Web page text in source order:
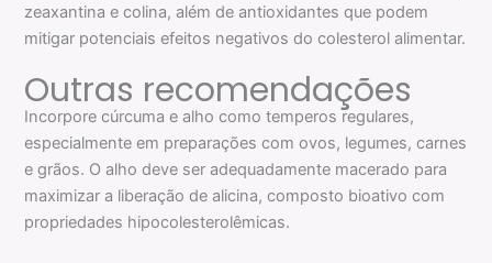
zeaxantina e colina, além de antioxidantes que podem
mitigar potenciais efeitos negativos do colesterol alimentar.
Outras recomendações
Incorpore cúrcuma e alho como temperos regulares,
especialmente em preparações com ovos, legumes, carnes
e grãos. O alho deve ser adequadamente macerado para
maximizar a liberação de alicina, composto bioativo com
propriedades hipocolesterolêmicas.